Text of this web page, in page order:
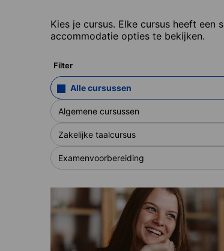
Kies je cursus. Elke cursus heeft
accommodatie opties te bekijken.
Filter
Alle cursussen
Algemene cursussen
Zakelijke taalcursus
Examenvoorbereiding